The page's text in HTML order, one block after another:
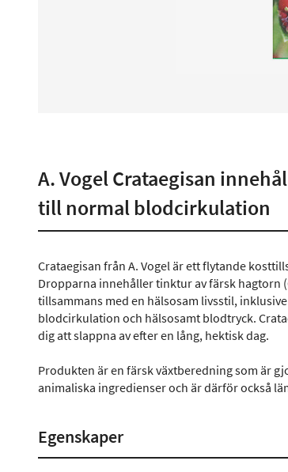
A. Vogel Crataegisan
till normal blodcirkulation
Crataegisan från A. Vogel är ett flytande
Dropparna innehåller tinktur av färsk hagtorn
tillsammans med en hälsosam livsstil,
blodcirkulation och hälsosamt blodtryck.
dig att slappna av efter en lång, hektisk dag.
Produkten är en färsk växtberedning som är
animaliska ingredienser och är därför också
Egenskaper